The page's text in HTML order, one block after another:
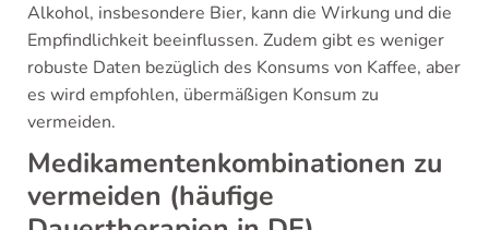
Alkohol, insbesondere Bier, kann die Wirkung und die
Empfindlichkeit beeinflussen. Zudem gibt es weniger
robuste Daten bezüglich des Konsums von Kaffee, aber
es wird empfohlen, übermäßigen Konsum zu
vermeiden.
Medikamentenkombinationen zu
vermeiden (häufige